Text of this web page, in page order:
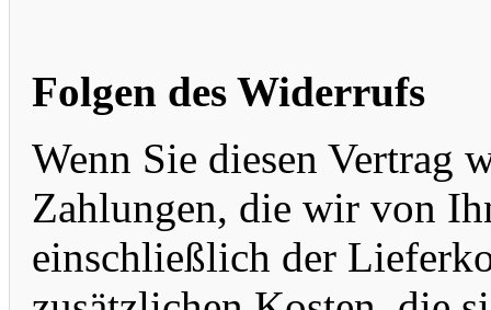
Folgen des Widerrufs
Wenn Sie diesen Vertrag
Zahlungen, die wir von
einschließlich der